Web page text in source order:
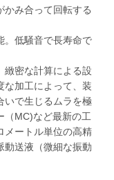
かみ合って回転する
。低騒音で長寿命で
緻密な計算による設
な加工によって、装
いで生じるムラを極
（MC)など最新の工
メートル単位の高精
動送液（微細な振動